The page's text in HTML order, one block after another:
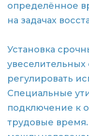
определённое
на задачах
Установка
регулировать
Специальные
подключение к
трудовые